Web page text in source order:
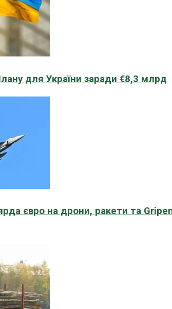
для України заради €8,3 млрд
євро на дрони, ракети та